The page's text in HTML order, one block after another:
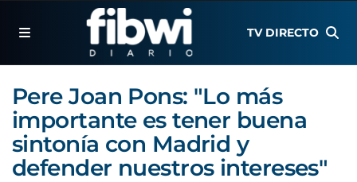
TV DIRECTO
Pere Joan Pons: "Lo más
importante es tener buena
sintonía con Madrid y
defender nuestros intereses"